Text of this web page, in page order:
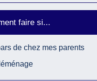
faire si...
de chez mes parents